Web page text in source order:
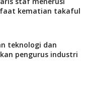
kematian takaful
teknologi dan
pengurus industri